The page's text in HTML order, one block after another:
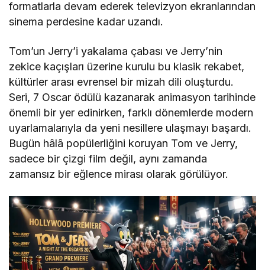
formatlarla devam ederek televizyon ekranlarından
sinema perdesine kadar uzandı.
Tom’un Jerry’i yakalama çabası ve Jerry’nin
zekice kaçışları üzerine kurulu bu klasik rekabet,
kültürler arası evrensel bir mizah dili oluşturdu.
Seri, 7 Oscar ödülü kazanarak animasyon tarihinde
önemli bir yer edinirken, farklı dönemlerde modern
uyarlamalarıyla da yeni nesillere ulaşmayı başardı.
Bugün hâlâ popülerliğini koruyan Tom ve Jerry,
sadece bir çizgi film değil, aynı zamanda
zamansız bir eğlence mirası olarak görülüyor.